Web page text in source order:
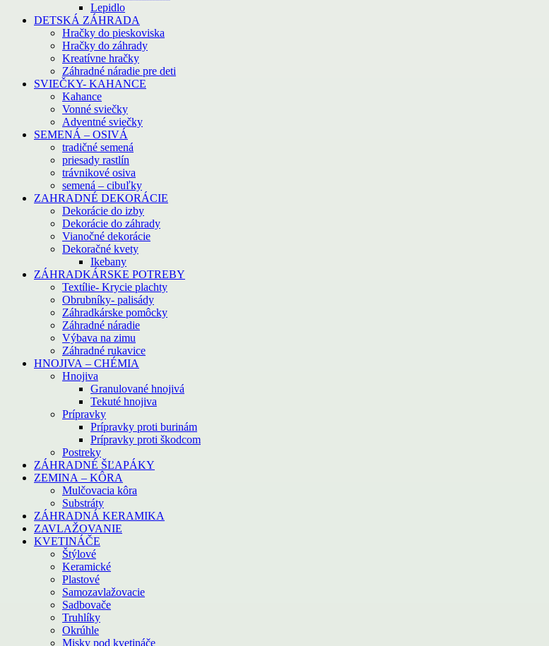
Lepidlo
DETSKÁ ZÁHRADA
Hračky do pieskoviska
Hračky do záhrady
Kreatívne hračky
Záhradné náradie pre deti
SVIEČKY- KAHANCE
Kahance
Vonné sviečky
Adventné sviečky
SEMENÁ – OSIVÁ
tradičné semená
priesady rastlín
trávnikové osiva
semená – cibuľky
ZAHRADNÉ DEKORÁCIE
Dekorácie do izby
Dekorácie do záhrady
Vianočné dekorácie
Dekoračné kvety
Ikebany
ZÁHRADKÁRSKE POTREBY
Textílie- Krycie plachty
Obrubníky- palisády
Záhradkárske pomôcky
Záhradné náradie
Výbava na zimu
Záhradné rukavice
HNOJIVA – CHÉMIA
Hnojiva
Granulované hnojivá
Tekuté hnojiva
Prípravky
Prípravky proti burinám
Prípravky proti škodcom
Postreky
ZÁHRADNÉ ŠĽAPÁKY
ZEMINA – KÔRA
Mulčovacia kôra
Substráty
ZÁHRADNÁ KERAMIKA
ZAVLAŽOVANIE
KVETINÁČE
Štýlové
Keramické
Plastové
Samozavlažovacie
Sadbovače
Truhlíky
Okrúhle
Misky pod kvetináče